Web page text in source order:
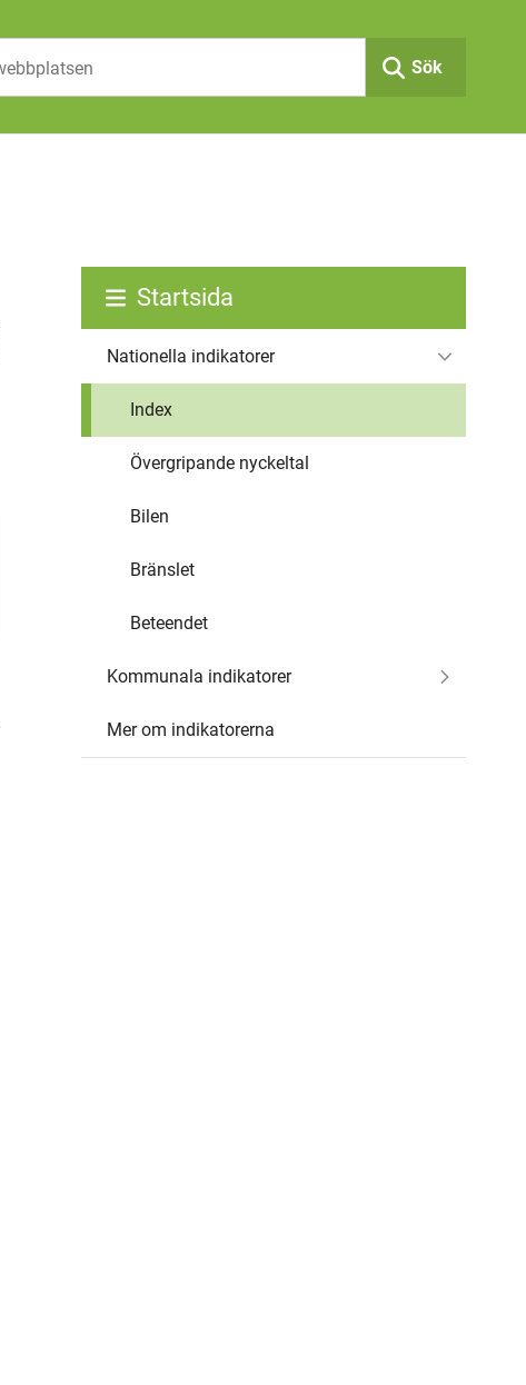
Sök
Startsida
Nationella indikatorer
Index
Övergripande nyckeltal
Bilen
Bränslet
Beteendet
Kommunala indikatorer
Mer om indikatorerna